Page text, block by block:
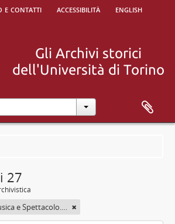
e contatti accessibilità
english
27
Biblioteca di Arte, Musica e Spettacolo. Università degli Studi di Torino